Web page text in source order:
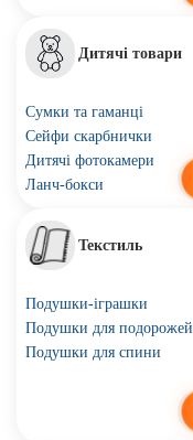
Дитячі товари
Сумки та гаманці
Сейфи скарбнички
Дитячі фотокамери
Ланч-бокси
Текстиль
Подушки-іграшки
Подушки для подорожей
Подушки для спини